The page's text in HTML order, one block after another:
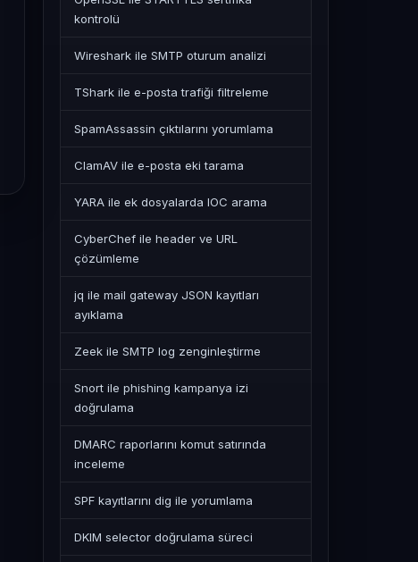
kontrolü
Wireshark ile SMTP oturum analizi
TShark ile e-posta trafiği filtreleme
SpamAssassin çıktılarını yorumlama
ClamAV ile e-posta eki tarama
YARA ile ek dosyalarda IOC arama
CyberChef ile header ve URL
çözümleme
jq ile mail gateway JSON kayıtları
ayıklama
Zeek ile SMTP log zenginleştirme
Snort ile phishing kampanya izi
doğrulama
DMARC raporlarını komut satırında
inceleme
SPF kayıtlarını dig ile yorumlama
DKIM selector doğrulama süreci